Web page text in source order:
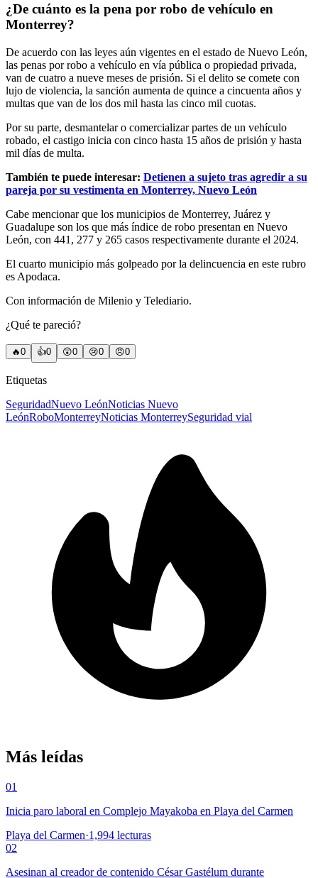
¿De cuánto es la pena por robo de vehículo en
Monterrey?
De acuerdo con las leyes aún vigentes en el estado de Nuevo León,
las penas por robo a vehículo en vía pública o propiedad privada,
van de cuatro a nueve meses de prisión. Si el delito se comete con
lujo de violencia, la sanción aumenta de quince a cincuenta años y
multas que van de los dos mil hasta las cinco mil cuotas.
Por su parte, desmantelar o comercializar partes de un vehículo
robado, el castigo inicia con cinco hasta 15 años de prisión y hasta
mil días de multa.
También te puede interesar: Detienen a sujeto tras agredir a su
pareja por su vestimenta en Monterrey, Nuevo León
Cabe mencionar que los municipios de Monterrey, Juárez y
Guadalupe son los que más índice de robo presentan en Nuevo
León, con 441, 277 y 265 casos respectivamente durante el 2024.
El cuarto municipio más golpeado por la delincuencia en este rubro
es Apodaca.
Con información de Milenio y Telediario.
¿Qué te pareció?
🔥0 👍0 😲0 😢0 😠0
Etiquetas
SeguridadNuevo LeónNoticias Nuevo
LeónRoboMonterreyNoticias MonterreySeguridad vial
Más leídas
01
Inicia paro laboral en Complejo Mayakoba en Playa del Carmen
Playa del Carmen·1,994 lecturas
02
Asesinan al creador de contenido César Gastélum durante